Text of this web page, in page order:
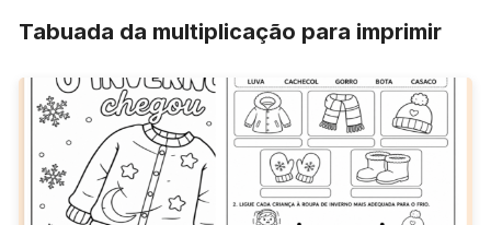
Tabuada da multiplicação para imprimir